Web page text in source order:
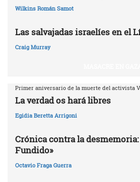
Wilkins Román Samot
Las salvajadas israelíes en el
Craig Murray
Primer aniversario de la muerte del activista
La verdad os hará libres
Egidia Beretta Arrigoni
Crónica contra la
Fundido»
Octavio Fraga Guerra